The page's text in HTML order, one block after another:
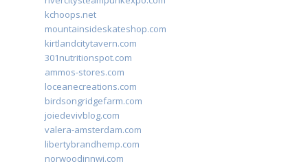
kchoops.net
mountainsideskateshop.com
kirtlandcitytavern.com
301nutritionspot.com
ammos-stores.com
loceanecreations.com
birdsongridgefarm.com
joiedevivblog.com
valera-amsterdam.com
libertybrandhemp.com
norwoodinnwi.com